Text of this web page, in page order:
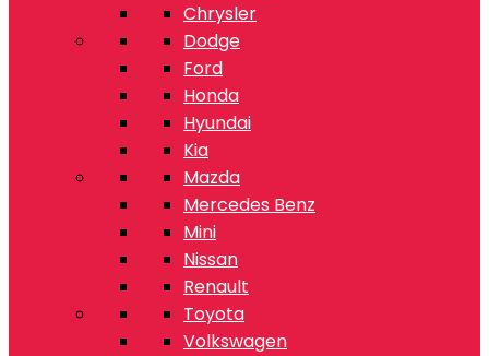
Chrysler
Dodge
Ford
Honda
Hyundai
Kia
Mazda
Mercedes Benz
Mini
Nissan
Renault
Toyota
Volkswagen